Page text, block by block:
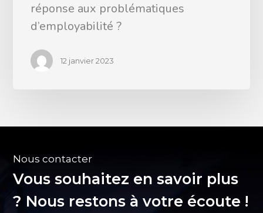
réponse aux problématiques
d’employabilité ?
12 janvier 2023
Nous contacter
Vous souhaitez en savoir plus
? Nous restons à votre écoute !